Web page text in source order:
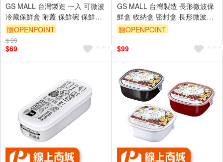
GS MALL 台灣製造 一入 可微波
冷藏保鮮盒 附蓋 保鮮碗 保鮮盒
冷藏盒 微波碗 便當盒 微波盒 收
納盒 點心收納
贈OPENPOINT
$ 99
$69
GS MALL 台灣製造 長形微波保
鮮盒 收納盒 密封盒 長形微波盒
便當盒 長形保鮮盒 密封盒 微波
贈OPENPOINT
$99